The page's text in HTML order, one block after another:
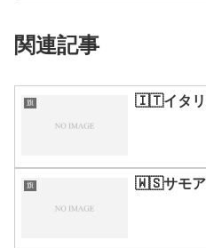
関連記事
旗 🇮🇹イタリ
旗 🇼🇸サモア